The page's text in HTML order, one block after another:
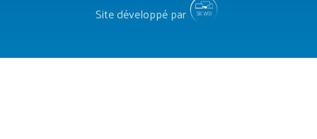
Site développé par